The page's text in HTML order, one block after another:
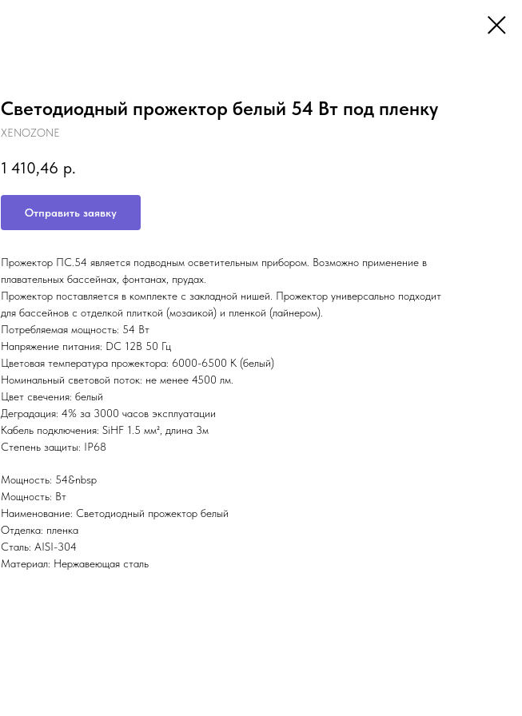
Светодиодный прожектор белый 54 Вт под пленку
XENOZONE
1 410,46 р.
Отправить заявку
Прожектор ПС.54 является подводным осветительным прибором. Возможно применение в
плавательных бассейнах, фонтанах, прудах.
Прожектор поставляется в комплекте с закладной нишей. Прожектор универсально подходит
для бассейнов с отделкой плиткой (мозаикой) и пленкой (лайнером).
Потребляемая мощность: 54 Вт
Напряжение питания: DC 12В 50 Гц
Цветовая температура прожектора: 6000-6500 К (белый)
Номинальный световой поток: не менее 4500 лм.
Цвет свечения: белый
Деградация: 4% за 3000 часов эксплуатации
Кабель подключения: SiHF 1.5 мм², длина 3м
Степень защиты: IP68
Мощность: 54&nbsp
Мощность: Вт
Наименование: Светодиодный прожектор белый
Отделка: пленка
Сталь: AISI-304
Материал: Нержавеющая сталь